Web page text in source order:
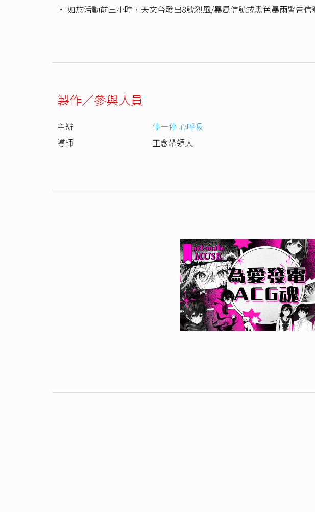
•⁠ 如於活動前三小時，天文台發出8號烈風/暴風信號或黑色暴雨警告
製作／參與人員
主辦
停一停 心呼吸
導師
正念帶領人